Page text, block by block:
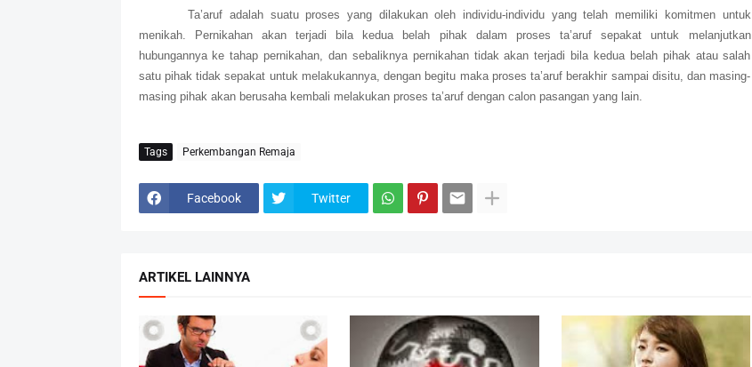
Ta’aruf adalah suatu proses yang dilakukan oleh individu-individu yang telah memiliki komitmen untuk
menikah. Pernikahan akan terjadi bila kedua belah pihak dalam proses ta’aruf sepakat untuk melanjutkan
hubungannya ke tahap pernikahan, dan sebaliknya pernikahan tidak akan terjadi bila kedua belah pihak atau salah
satu pihak tidak sepakat untuk melakukannya, dengan begitu maka proses ta’aruf berakhir sampai disitu, dan masing-
masing pihak akan berusaha kembali melakukan proses ta’aruf dengan calon pasangan yang lain.
Tags Perkembangan Remaja
Facebook Twitter
ARTIKEL LAINNYA